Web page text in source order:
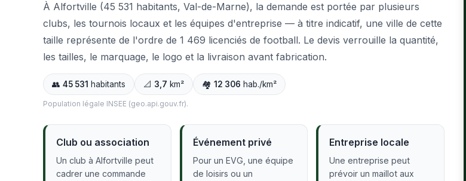
À Alfortville (45 531 habitants, Val-de-Marne), la demande est portée par plusieurs
clubs, les tournois locaux et les équipes d'entreprise — à titre indicatif, une ville de cette
taille représente de l'ordre de 1 469 licenciés de football. Le devis verrouille la quantité,
les tailles, le marquage, le logo et la livraison avant fabrication.
👥 45 531 habitants 📐 3,7 km² 🏘️ 12 306 hab./km²
Population légale INSEE (geo.api.gouv.fr).
Club ou association
Un club à Alfortville peut
cadrer une commande
Événement privé
Pour un EVG, une équipe
de loisirs ou un
Entreprise locale
Une entreprise peut
prévoir un maillot aux